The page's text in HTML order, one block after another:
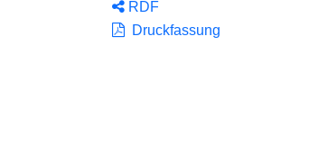
RDF
Druckfassung